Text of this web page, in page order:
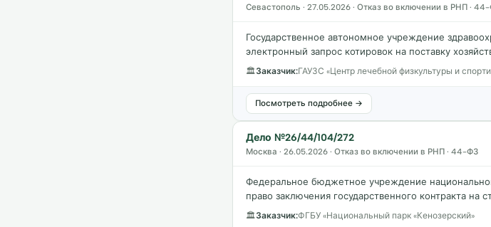
Севастополь · 27.05.2026 · Отказ во включении в РНП ·
Государственное автономное учреждение
электронный запрос котировок на поставку
🏛 Заказчик:ГАУЗС «Центр лечебной физкультуры и
Посмотреть подробнее →
Дело №26/44/104/272
Москва · 26.05.2026 · Отказ во включении в РНП · 44-ФЗ
Федеральное бюджетное учреждение
право заключения государственного контракта на
🏛 Заказчик:ФГБУ «Национальный парк «Кенозерский»